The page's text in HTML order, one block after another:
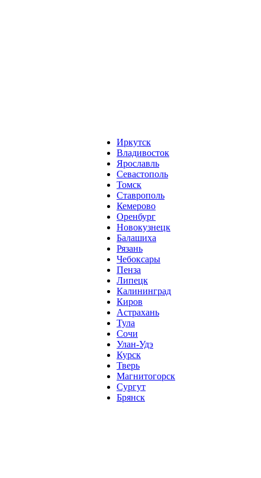
Иркутск
Владивосток
Ярославль
Севастополь
Томск
Ставрополь
Кемерово
Оренбург
Новокузнецк
Балашиха
Рязань
Чебоксары
Пенза
Липецк
Калининград
Киров
Астрахань
Тула
Сочи
Улан-Удэ
Курск
Тверь
Магнитогорск
Сургут
Брянск